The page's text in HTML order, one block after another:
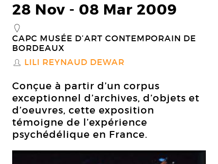
28 Nov - 08 Mar 2009
_
CAPC MUSÉE D’ART CONTEMPORAIN DE
BORDEAUX
S LILI REYNAUD DEWAR
Conçue à partir d’un corpus
exceptionnel d’archives, d’objets et
d’oeuvres, cette exposition
témoigne de l’expérience
psychédélique en France.